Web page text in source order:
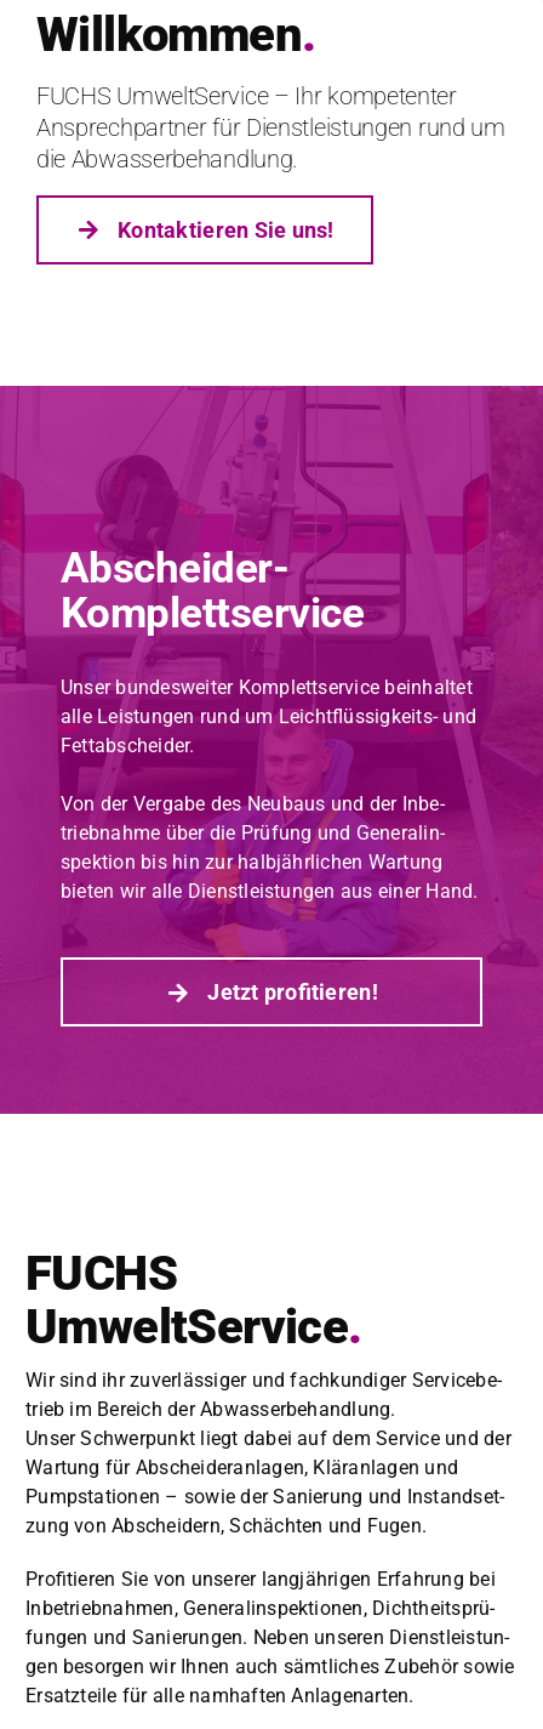
Willkommen.
FUCHS UmweltService – Ihr kompetenter
Ansprechpartner für Dienstleistungen rund um
die Abwasserbehandlung.
Kon­tak­tieren Sie uns!
Abscheider-
Komplettservice
Unser bun­desweit­er Kom­plettser­vice bein­hal­tet
alle Leis­tun­gen rund um Leicht­flüs­sigkeits- und
Fet­tab­schei­der.
Von der Ver­gabe des Neubaus und der Inbe­
trieb­nahme über die Prü­fung und Gen­er­alin­
spek­tion bis hin zur hal­b­jährlichen Wartung
bieten wir alle Dien­stleis­tun­gen aus ein­er Hand.
Jet­zt prof­i­tieren!
FUCHS
UmweltService.
Wir sind ihr zuver­läs­siger und fachkundi­ger Ser­vice­be­
trieb im Bere­ich der Abwasser­be­hand­lung.
Unser Schw­er­punkt liegt dabei auf dem Ser­vice und der
Wartung für Abschei­der­an­la­gen, Kläran­la­gen und
Pump­sta­tio­nen – sowie der Sanierung und Instand­set­
zung von Abschei­dern, Schächt­en und Fugen.
Prof­i­tieren Sie von unser­er langjähri­gen Erfahrung bei
Inbe­trieb­nah­men, Gen­er­alin­spek­tio­nen, Dichtheit­sprü­
fun­gen und Sanierun­gen. Neben unseren Dien­stleis­tun­
gen besor­gen wir Ihnen auch sämtlich­es Zube­hör sowie
Ersatzteile für alle namhaften Anla­ge­narten.